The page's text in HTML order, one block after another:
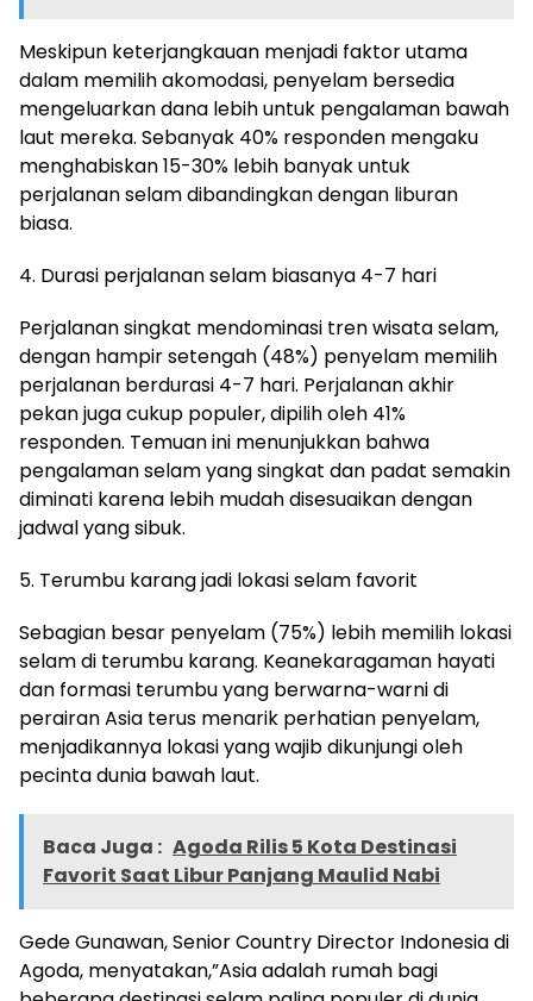
Meskipun keterjangkauan menjadi faktor utama
dalam memilih akomodasi, penyelam bersedia
mengeluarkan dana lebih untuk pengalaman bawah
laut mereka. Sebanyak 40% responden mengaku
menghabiskan 15-30% lebih banyak untuk
perjalanan selam dibandingkan dengan liburan
biasa.
4. Durasi perjalanan selam biasanya 4-7 hari
Perjalanan singkat mendominasi tren wisata selam,
dengan hampir setengah (48%) penyelam memilih
perjalanan berdurasi 4-7 hari. Perjalanan akhir
pekan juga cukup populer, dipilih oleh 41%
responden. Temuan ini menunjukkan bahwa
pengalaman selam yang singkat dan padat semakin
diminati karena lebih mudah disesuaikan dengan
jadwal yang sibuk.
5. Terumbu karang jadi lokasi selam favorit
Sebagian besar penyelam (75%) lebih memilih lokasi
selam di terumbu karang. Keanekaragaman hayati
dan formasi terumbu yang berwarna-warni di
perairan Asia terus menarik perhatian penyelam,
menjadikannya lokasi yang wajib dikunjungi oleh
pecinta dunia bawah laut.
Baca Juga : Agoda Rilis 5 Kota Destinasi
Favorit Saat Libur Panjang Maulid Nabi
Gede Gunawan, Senior Country Director Indonesia di
Agoda, menyatakan,”Asia adalah rumah bagi